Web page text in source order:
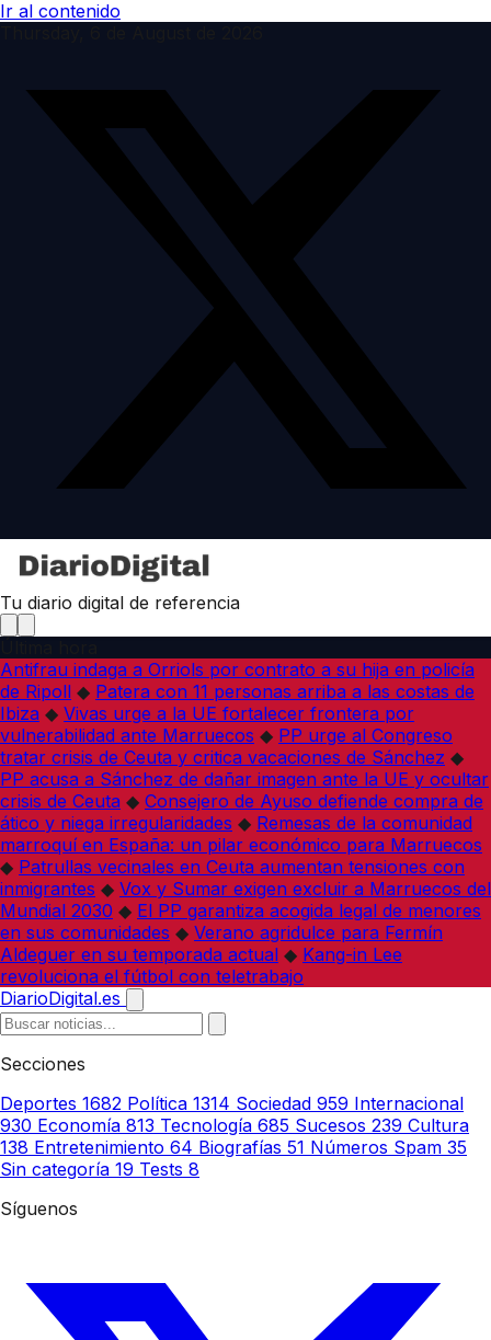
Ir al contenido
Tu diario digital de referencia
Antifrau indaga a Orriols por contrato a su hija en policía
de Ripoll ◆ Patera con 11 personas arriba a las costas de
Ibiza ◆ Vivas urge a la UE fortalecer frontera por
vulnerabilidad ante Marruecos ◆ PP urge al Congreso
tratar crisis de Ceuta y critica vacaciones de Sánchez ◆
PP acusa a Sánchez de dañar imagen ante la UE y ocultar
crisis de Ceuta ◆ Consejero de Ayuso defiende compra de
ático y niega irregularidades ◆ Remesas de la comunidad
marroquí en España: un pilar económico para Marruecos
◆ Patrullas vecinales en Ceuta aumentan tensiones con
inmigrantes ◆ Vox y Sumar exigen excluir a Marruecos del
Mundial 2030 ◆ El PP garantiza acogida legal de menores
en sus comunidades ◆ Verano agridulce para Fermín
Aldeguer en su temporada actual ◆ Kang-in Lee
revoluciona el fútbol con teletrabajo
DiarioDigital.es
Secciones
Deportes 1682 Política 1314 Sociedad 959 Internacional
930 Economía 813 Tecnología 685 Sucesos 239 Cultura
138 Entretenimiento 64 Biografías 51 Números Spam 35
Sin categoría 19 Tests 8
Síguenos